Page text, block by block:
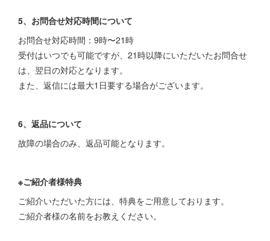
5、お問合せ対応時間について
お問合せ対応時間：9時〜21時
受付はいつでも可能ですが、21時以降にいただいたお問合せ
は、翌日の対応となります。
また、返信には最大1日要する場合がございます。
6、返品について
故障の場合のみ、返品可能となります。
※ご紹介者様特典
ご紹介いただいた方には、特典をご用意しております。
ご紹介者様の名前をお教えください。